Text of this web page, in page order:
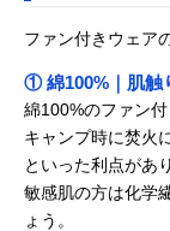
ファン付きウェア
① 綿100%｜肌触
綿100%のファン
キャンプ時に焚火
といった利点があ
敏感肌の方は化学
ょう。